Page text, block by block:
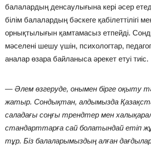
балалардың денсаулығына кері әсер
білім балалардың бәскеге қабілеттілігі
орнықтылығын қамтамасыз етпейді.
мәселені шешу үшін, психологтар,
аналар өзара байланыса әрекет етуі тиіс.
— Әлем өзгеруде, онымен бірге оқыту
жатыр. Сондықтан, алдымызда
саладағы соңғы трендтер мен
стандарттарға сай болатындай етіп
тұр. Біз балаларымыздың алған